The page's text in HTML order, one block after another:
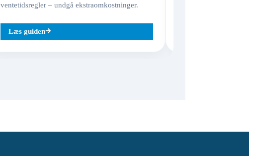
ventetidsregler – undgå ekstraomkostninger.
Læs guiden